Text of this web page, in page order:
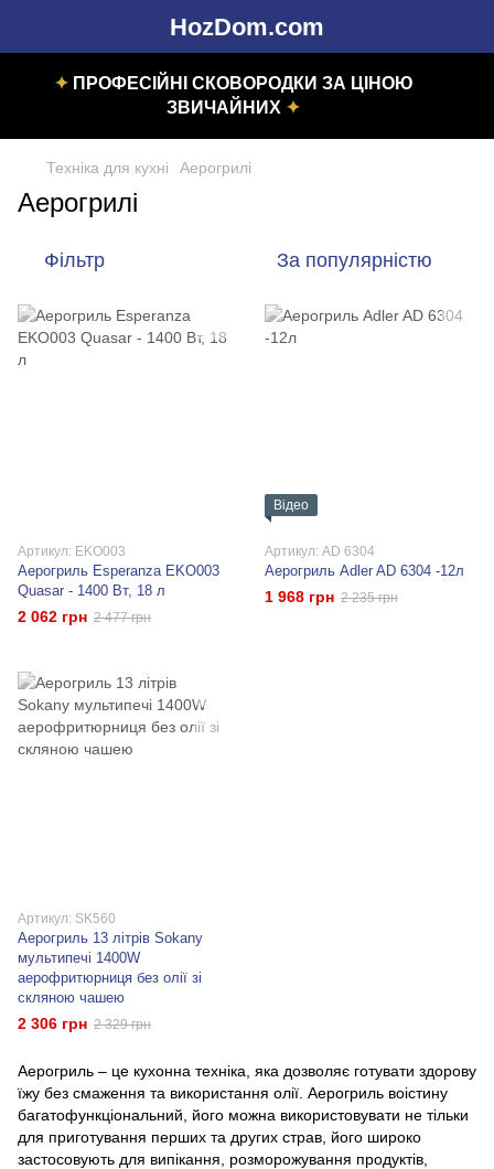
HozDom.com
✦ПРОФЕСІЙНІ СКОВОРОДКИ ЗА ЦІНОЮ
ЗВИЧАЙНИХ ✦
Техніка для кухні Аерогрилі
Аерогрилі
Фільтр За популярністю
Артикул: EKO003
Аерогриль Esperanza EKO003
Quasar - 1400 Вт, 18 л
2 062 грн 2 477 грн
Відео
Артикул: AD 6304
Аерогриль Adler AD 6304 -12л
1 968 грн 2 235 грн
Артикул: SK560
Аерогриль 13 літрів Sokany
мультипечі 1400W
аерофритюрниця без олії зі
скляною чашею
2 306 грн 2 329 грн
Аерогриль – це кухонна техніка, яка дозволяє готувати здорову
їжу без смаження та використання олії. Аерогриль воістину
багатофункціональний, його можна використовувати не тільки
для приготування перших та других страв, його широко
застосовують для випікання, розморожування продуктів,